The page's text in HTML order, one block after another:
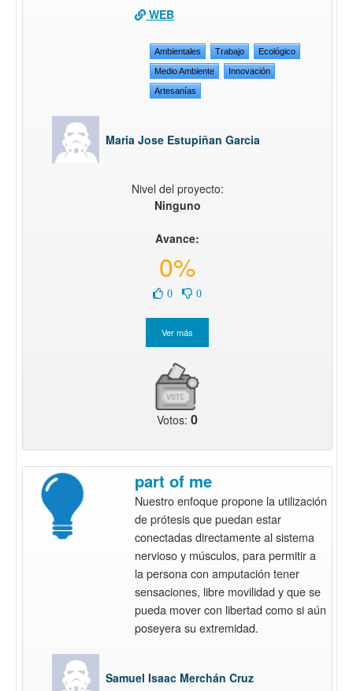
WEB
Ambientales Trabajo Ecológico
Medio Ambiente Innovación
Artesanías
Maria Jose Estupiñan Garcia
Nivel del proyecto:
Ninguno
Avance:
0%
0 0
Votos: 0
part of me
Nuestro enfoque propone la utilización
de prótesis que puedan estar
conectadas directamente al sistema
nervioso y músculos, para permitir a
la persona con amputación tener
sensaciones, libre movilidad y que se
pueda mover con libertad como si aún
poseyera su extremidad.
Samuel Isaac Merchán Cruz